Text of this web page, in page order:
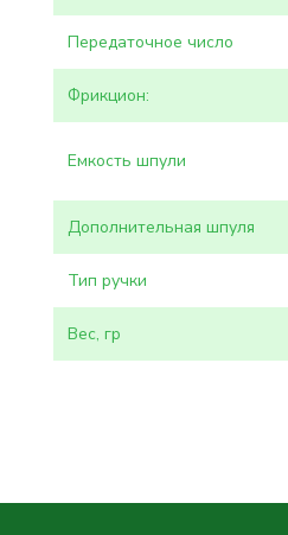
Передаточное число
Фрикцион:
Емкость шпули
Дополнительная шпуля
Тип ручки
Вес, гр